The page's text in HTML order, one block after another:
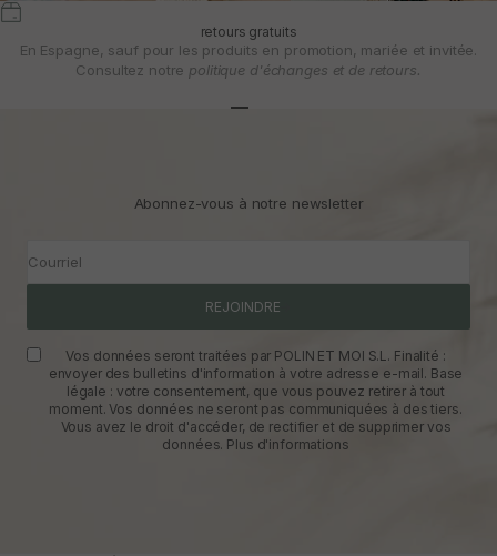
retours gratuits
En Espagne, sauf pour les produits en promotion, mariée et invitée.
Consultez notre politique d'échanges et de retours.
Abonnez-vous à notre newsletter
Courriel
REJOINDRE
Vos données seront traitées par POLIN ET MOI S.L. Finalité :
envoyer des bulletins d'information à votre adresse e-mail. Base
légale : votre consentement, que vous pouvez retirer à tout
moment. Vos données ne seront pas communiquées à des tiers.
Vous avez le droit d'accéder, de rectifier et de supprimer vos
données. Plus d'informations